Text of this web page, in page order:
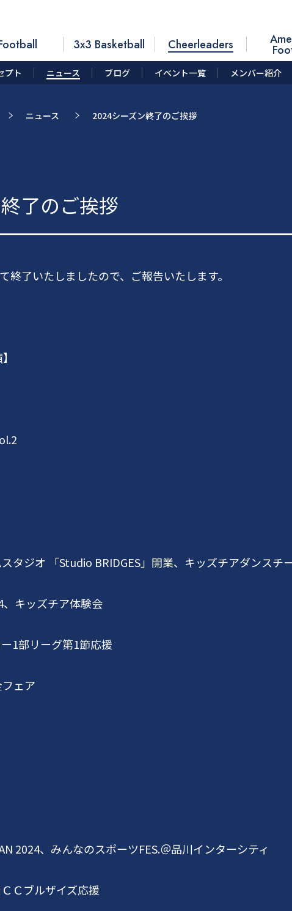
3x3 Basketball Cheerleaders
プト ニュース ブログ イベント一覧 メンバー紹介
ニュース 2024シーズン終了のご挨拶
了のご挨拶
終了いたしましたので、ご報告いたします。
タジオ 「Studio BRIDGES」開業、キッズチアダンスチ
、キッズチア体験会
1部リーグ第1節応援
ェア
2024、みんなのスポーツFES.＠品川インターシティ
Ｃブルザイズ応援